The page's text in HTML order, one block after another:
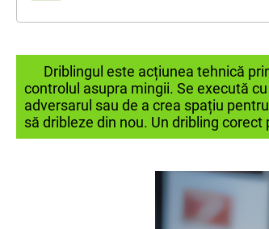
Driblingul este acțiunea tehnică
controlul asupra mingii. Se execută
adversarul sau de a crea spațiu
să dribleze din nou. Un dribling